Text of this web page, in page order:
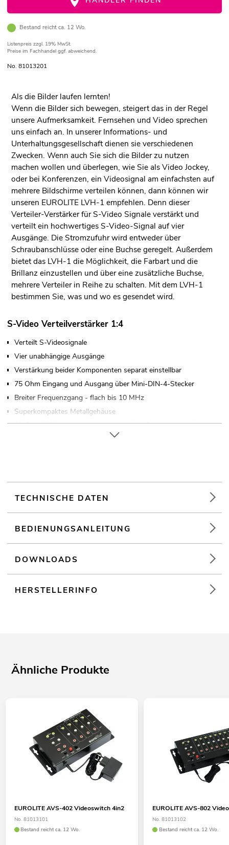
Bestand reicht ca. 12 Wo.
Listenpreis zzgl. 19% MwSt.
Preise im Fachhandel ggf. abweichend.
No. 81013201
Als die Bilder laufen lernten!
Wenn die Bilder sich bewegen, steigert das in der Regel
unsere Aufmerksamkeit. Fernsehen und Video sprechen
uns einfach an. In unserer Informations- und
Unterhaltungsgesellschaft dienen sie verschiedenen
Zwecken. Wenn auch Sie sich die Bilder zu nutzen
machen wollen und überlegen, wie Sie als Video Jockey,
oder bei Konferenzen, ein Videosignal am einfachsten auf
mehrere Bildschirme verteilen können, dann können wir
unseren EUROLITE LVH-1 empfehlen. Denn dieser
Verteiler-Verstärker für S-Video Signale verstärkt und
verteilt ein hochwertiges S-Video-Signal auf vier
Ausgänge. Die Stromzufuhr wird entweder über
Schraubanschlüsse oder eine Buchse geregelt. Außerdem
bietet das LVH-1 die Möglichkeit, die Farbart und die
Brillanz einzustellen und über eine zusätzliche Buchse,
mehrere Verteiler in Reihe zu schalten. Mit dem LVH-1
bestimmen Sie, was und wo es gesendet wird.
S-Video Verteilverstärker 1:4
Verteilt S-Videosignale
Vier unabhängige Ausgänge
Verstärkung beider Komponenten separat einstellbar
75 Ohm Eingang und Ausgang über Mini-DIN-4-Stecker
Breiter Frequenzgang - flach bis 10 MHz
Superkompaktes Metallgehäuse
12-24 V DC Spannungsversorgung über Schraubanschlüsse
oder Buchse (Netzteil nicht inklusive)
TECHNISCHE DATEN
BEDIENUNGSANLEITUNG
DOWNLOADS
HERSTELLERINFO
Ähnliche Produkte
EUROLITE AVS-402 Videoswitch 4in2
No. 81013101
Bestand reicht ca. 12 Wo.
EUROLITE AVS-802
No. 81013102
Bestand reicht ca. 12 Wo.